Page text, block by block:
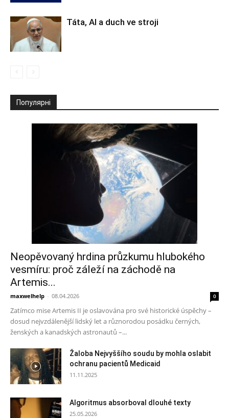
Táta, AI a duch ve stroji
Популярні
Neopěvovaný hrdina průzkumu hlubokého
vesmíru: proč záleží na záchodě na
Artemis...
maxwelhelp - 08.04.2026 0
Zatímco mise Artemis II je oslavována pro své historické úspěchy –
dosud nejvzdálenější lidský let a různorodou posádku černých,
ženských a kanadských astronautů –...
Žaloba Nejvyššího soudu by mohla oslabit
ochranu pacientů Medicaid
11.11.2025
Algoritmus absorboval dlouhé texty
25.05.2026